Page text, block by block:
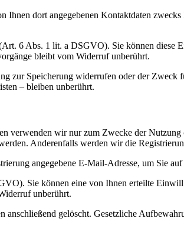
dort angegebenen Kontaktdaten
6 Abs. 1 lit. a DSGVO). Sie können diese
bleibt vom Widerruf unberührt.
zur Speicherung widerrufen oder der Zweck
– bleiben unberührt.
verwenden wir nur zum Zwecke der
Anderenfalls werden wir die
angegebene E-Mail-Adresse, um Sie
Sie können eine von Ihnen erteilte
unberührt.
anschließend gelöscht. Gesetzliche